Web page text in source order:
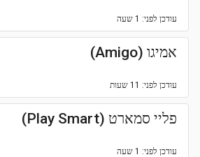
עודכן לפני: 1 שעה
אמיגו (Amigo)
עודכן לפני: 11 שעות
פליי סמארט (Play Smart)
עודכן לפני: 1 שעה